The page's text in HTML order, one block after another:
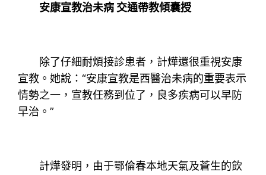
安康宣教治未病 交通帶教傾囊授
除了仔細耐煩接診患者，計燁還很重視安康
宣教。她說：“安康宣教是西醫治未病的重要表示
情勢之一，宣教任務到位了，良多疾病可以早防
早治。”
計燁發明，由于鄂倫春本地天氣及蒼生的飲